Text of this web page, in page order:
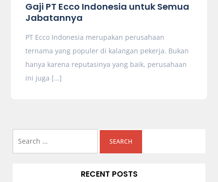
Gaji PT Ecco Indonesia untuk Semua
Jabatannya
PT Ecco Indonesia merupakan perusahaan
ternama yang populer di kalangan pekerja. Bukan
hanya karena reputasinya yang baik, perusahaan
ini juga […]
RECENT POSTS